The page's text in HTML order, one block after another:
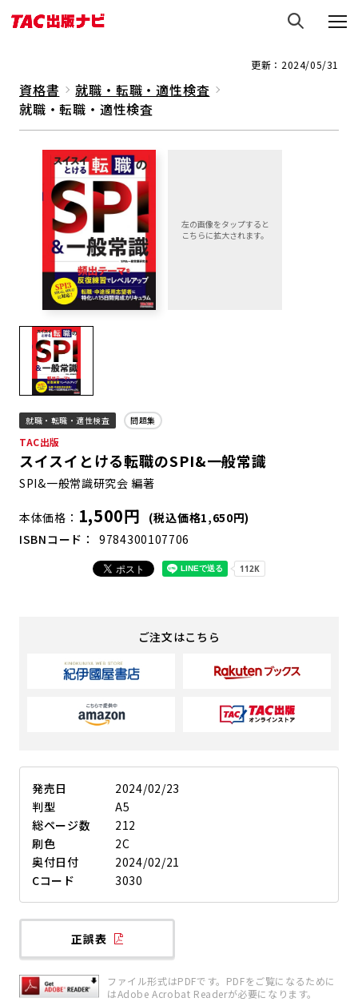
更新：2024/05/31
資格書
就職・転職・適性検査
就職・転職・適性検査
就職・転職・適性検査 問題集
TAC出版
スイスイとける転職のSPI&一般常識
SPI&一般常識研究会 編著
本体価格 1,500円
(税込価格1,650円)
ISBNコード
9784300107706
ご注文はこちら
発売日
2024/02/23
判型
A5
総ページ数
212
刷色
2C
奥付日付
2024/02/21
Cコード
3030
正誤表
ファイル形式はPDFです。PDFをご覧になるために
はAdobe Acrobat Readerが必要になります。